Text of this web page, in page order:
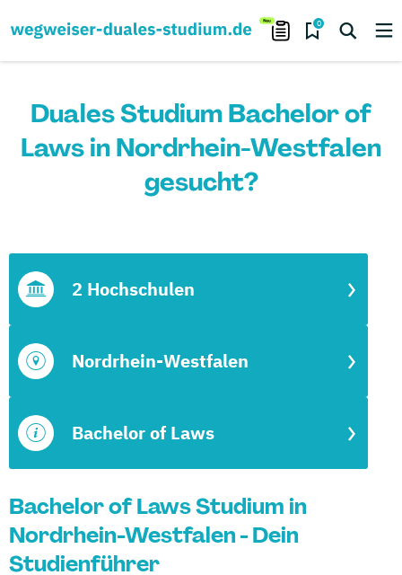
0
Duales Studium Bachelor of
Laws in Nordrhein-Westfalen
gesucht?
Bachelor of Laws
Nordrhein-Westfalen
2 Hochschulen
Bachelor of Laws Studium in
Nordrhein-Westfalen - Dein
Studienführer